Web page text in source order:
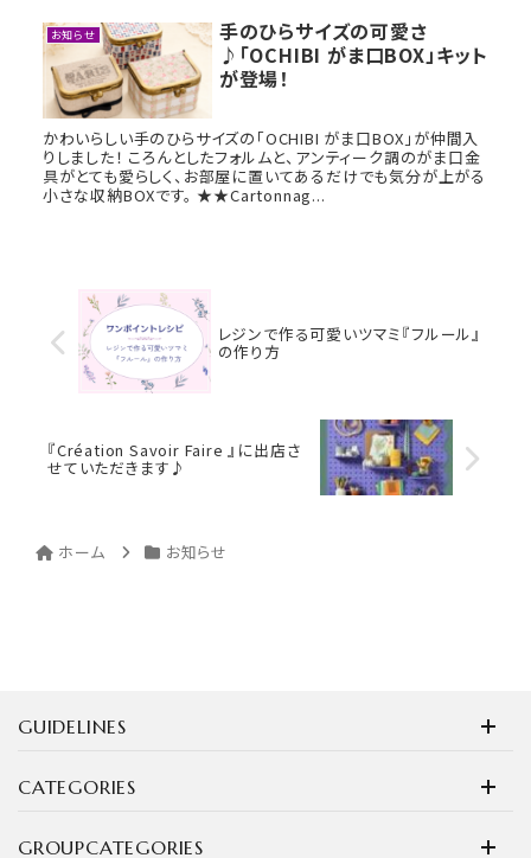
お知らせ
手のひらサイズの可愛さ
♪「OCHIBI がま口BOX」キット
が登場！
かわいらしい手のひらサイズの「OCHIBI がま口BOX」が仲間入
りしました！ ころんとしたフォルムと、アンティーク調のがま口金
具がとても愛らしく、お部屋に置いてあるだけでも気分が上がる
小さな収納BOXです。 ★★Cartonnag...
レジンで作る可愛いツマミ『フルール』
の作り方
『Création Savoir Faire 』に出店さ
せていただきます♪
ホーム お知らせ
CATEGORIES
GROUPCATEGORIES
GUIDELINES